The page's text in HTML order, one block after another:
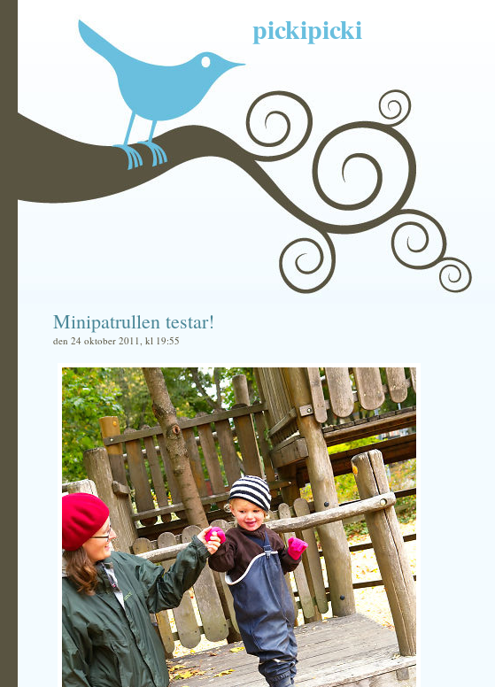
pickipicki
Minipatrullen testar!
den 24 oktober 2011, kl 19:55